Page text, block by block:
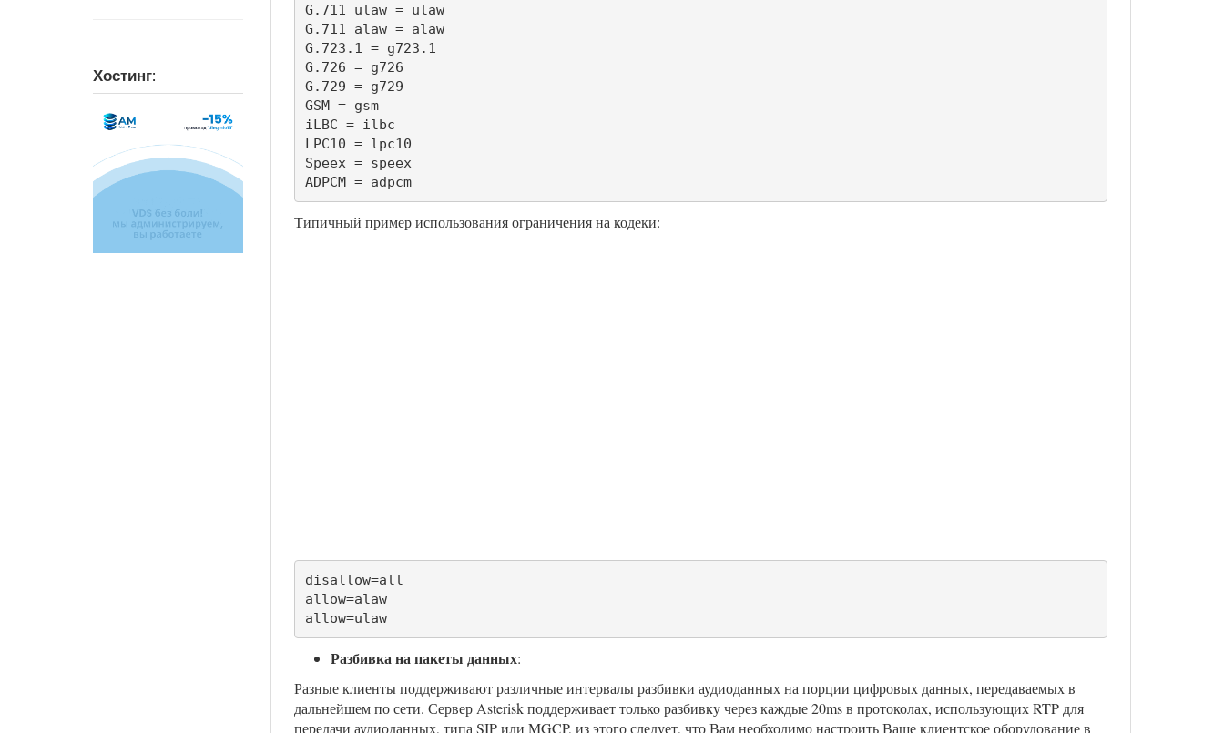
Хостинг:
G.711 ulaw = ulaw
G.711 alaw = alaw
G.723.1 = g723.1
G.726 = g726
G.729 = g729
GSM = gsm
iLBC = ilbc
LPC10 = lpc10
Speex = speex
ADPCM = adpcm
Типичный пример использования ограничения на кодеки:
disallow=all
allow=alaw
allow=ulaw
Разбивка на пакеты данных:
Разные клиенты поддерживают различные интервалы разбивки аудиоданных на порции цифровых данных, передаваемых в
дальнейшем по сети. Сервер Asterisk поддерживает только разбивку через каждые 20ms в протоколах, использующих RTP для
передачи аудиоданных, типа SIP или MGCP, из этого следует, что Вам необходимо настроить Ваше клиентское оборудование в